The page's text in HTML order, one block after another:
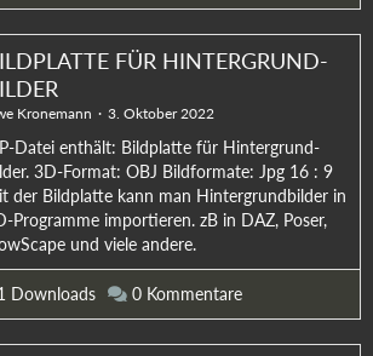
FÜR HINTERGRUND-
Kronemann 3. Oktober 2022
Datei enthält: Bildplatte für Hintergrund-
3D-Format: OBJ Bildformate: Jpg 16 : 9
der Bildplatte kann man Hintergrundbilder in
Programme importieren. zB in DAZ, Poser,
und viele andere.
Downloads 0 Kommentare